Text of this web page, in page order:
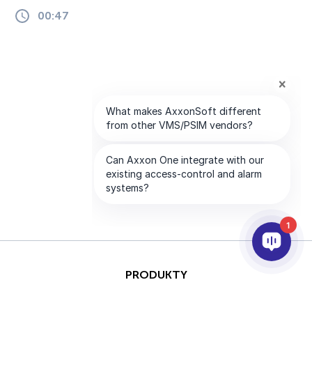
00:47
PRODUKTY
1